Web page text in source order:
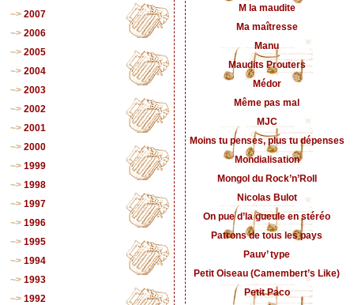
2007
2006
2005
2004
2003
2002
2001
2000
1999
1998
1997
1996
1995
1994
1993
1992
M la maudite
Ma maîtresse
Manu
Maudits Prouters
Médor
Même pas mal
MJC
Moins tu penses, plus tu dépenses
Mondialisation
Mongol du Rock’n’Roll
Nicolas Bulot
On pue d’la gueule en stéréo
Patrons de tous les pays
Pauv’ type
Petit Oiseau (Camembert’s Like)
Petit Paco